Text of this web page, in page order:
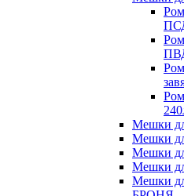
Мешки
Мешки
Мешки
Мешки
Мешки